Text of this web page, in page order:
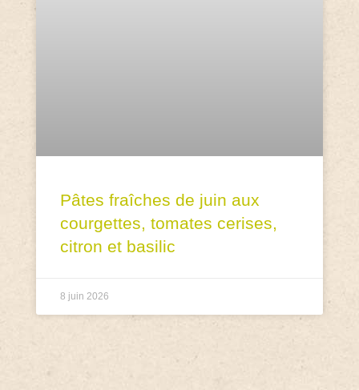
Pâtes fraîches de juin aux
courgettes, tomates cerises,
citron et basilic
8 juin 2026